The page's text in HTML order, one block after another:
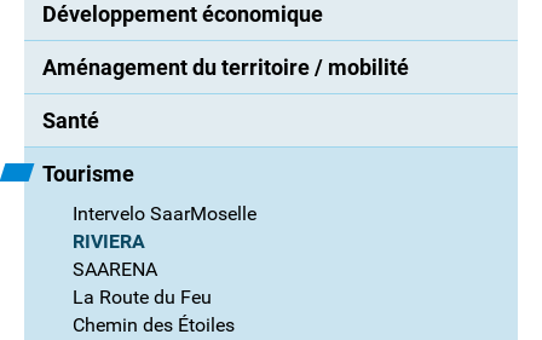
Développement économique
Aménagement du territoire / mobilité
Santé
Tourisme
Intervelo SaarMoselle
RIVIERA
SAARENA
La Route du Feu
Chemin des Étoiles